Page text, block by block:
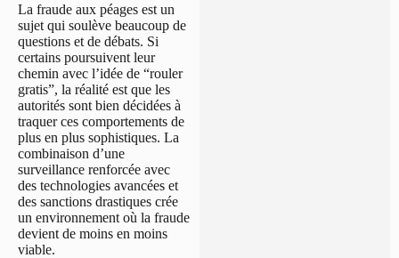
La fraude aux péages est un
sujet qui soulève beaucoup de
questions et de débats. Si
certains poursuivent leur
chemin avec l’idée de “rouler
gratis”, la réalité est que les
autorités sont bien décidées à
traquer ces comportements de
plus en plus sophistiques. La
combinaison d’une
surveillance renforcée avec
des technologies avancées et
des sanctions drastiques crée
un environnement où la fraude
devient de moins en moins
viable.